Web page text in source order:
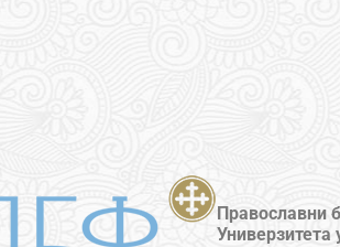
Православни
Универзитета